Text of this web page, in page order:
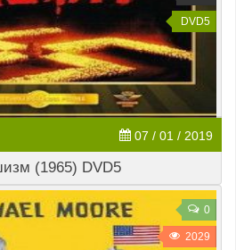
DVD5
07 / 01 / 2019
(1965) DVD5
0
2029